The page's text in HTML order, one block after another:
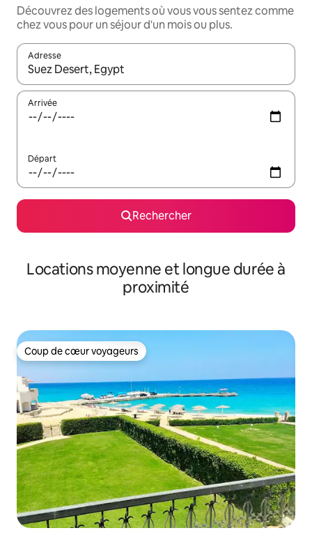
Découvrez des logements où vous vous sentez comme
chez vous pour un séjour d'un mois ou plus.
Adresse
Lorsque les résultats s'affichent, utilisez les flèches vers le
Arrivée
Départ
Rechercher
Locations moyenne et longue durée à
proximité
Coup de cœur voyageurs
Coup de cœur voyageurs